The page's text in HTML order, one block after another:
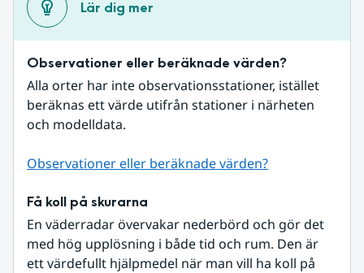
Lär dig mer
Observationer eller beräknade värden?
Alla orter har inte observationsstationer, istället
beräknas ett värde utifrån stationer i närheten
och modelldata.
Observationer eller beräknade värden?
Få koll på skurarna
En väderradar övervakar nederbörd och gör det
med hög upplösning i både tid och rum. Den är
ett värdefullt hjälpmedel när man vill ha koll på